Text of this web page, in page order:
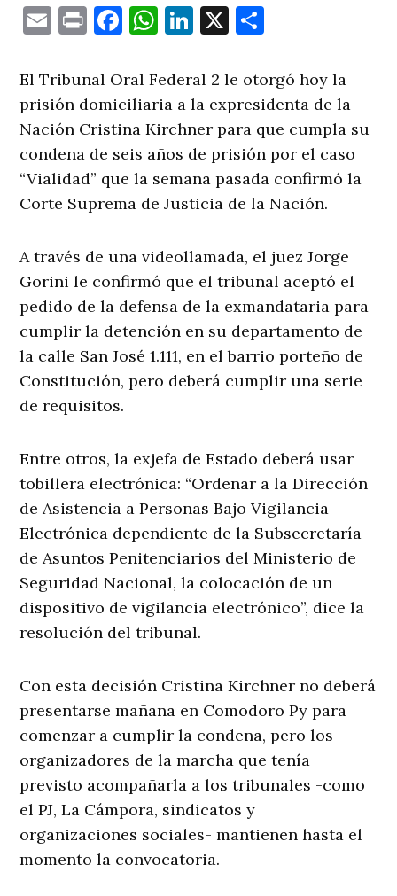
EmailPrintFacebook
WhatsApp
LinkedIn
X
El Tribunal Oral Federal 2 le otorgó hoy la
prisión domiciliaria a la expresidenta de la
Nación Cristina Kirchner para que cumpla su
condena de seis años de prisión por el caso
“Vialidad” que la semana pasada confirmó la
Corte Suprema de Justicia de la Nación.
A través de una videollamada, el juez Jorge
Gorini le confirmó que el tribunal aceptó el
pedido de la defensa de la exmandataria para
cumplir la detención en su departamento de
la calle San José 1.111, en el barrio porteño de
Constitución, pero deberá cumplir una serie
de requisitos.
Entre otros, la exjefa de Estado deberá usar
tobillera electrónica: “Ordenar a la Dirección
de Asistencia a Personas Bajo Vigilancia
Electrónica dependiente de la Subsecretaría
de Asuntos Penitenciarios del Ministerio de
Seguridad Nacional, la colocación de un
dispositivo de vigilancia electrónico”, dice la
resolución del tribunal.
Con esta decisión Cristina Kirchner no deberá
presentarse mañana en Comodoro Py para
comenzar a cumplir la condena, pero los
organizadores de la marcha que tenía
previsto acompañarla a los tribunales -como
el PJ, La Cámpora, sindicatos y
organizaciones sociales- mantienen hasta el
momento la convocatoria.